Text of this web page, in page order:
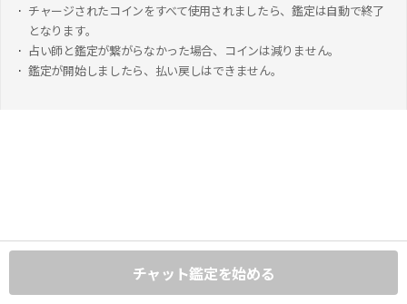
チャージされたコインをすべて使用されましたら、鑑定は自動で終了
となります。
占い師と鑑定が繋がらなかった場合、コインは減りません。
鑑定が開始しましたら、払い戻しはできません。
チャット鑑定を始める